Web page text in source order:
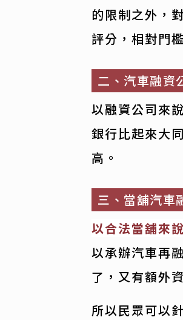
的限制之外，
評分，相對門
二、汽車融資
以融資公司來
銀行比起來大
高。
三、當舖汽車
以合法當舖來
以承辦汽車再
了，又有額外
所以民眾可以